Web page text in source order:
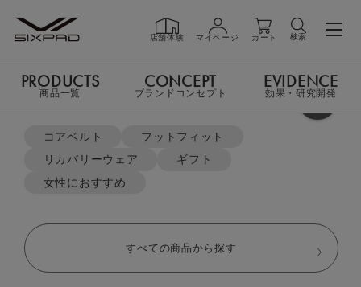
店舗体験 マイページ カート 検索
PRODUCTS商品一覧
GIFT ギフト
よく検索されているキーワード
コアベルト
フットフィット
リカバリーウェア
ギフト
女性におすすめ
すべての商品から探す
PRODUCTS
商品一覧
CONCEPT
ブランドコンセプト
EVIDENCE
効果・研究開発